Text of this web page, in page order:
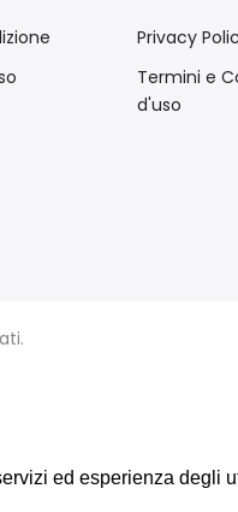
ed esperienza
ed esperienza
Privacy
Termini e
d'uso